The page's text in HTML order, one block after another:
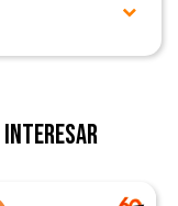
interesar